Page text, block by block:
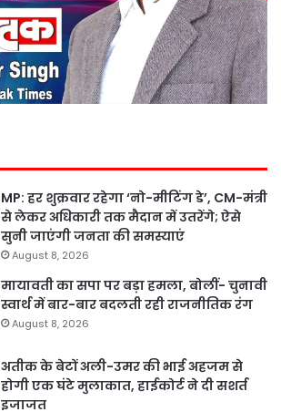
MP: हर शुक्रवार रहेगा ‘नो-मीटिंग डे’, CM-मंत्री
से लेकर अधिकारी तक मैदान में उतरेंगे; ऐसे
सुनी जाएंगी जनता की समस्याएं
August 8, 2026
मायावती का सपा पर बड़ा हमला, बोलीं- चुनावी
स्वार्थ में बार-बार बदलती रही राजनीतिक रंग
August 8, 2026
अतीक के बेटों अली-उमर की भाई अहजम से
होगी एक घंटे मुलाकात, हाईकोर्ट ने दी सशर्त
इजाजत